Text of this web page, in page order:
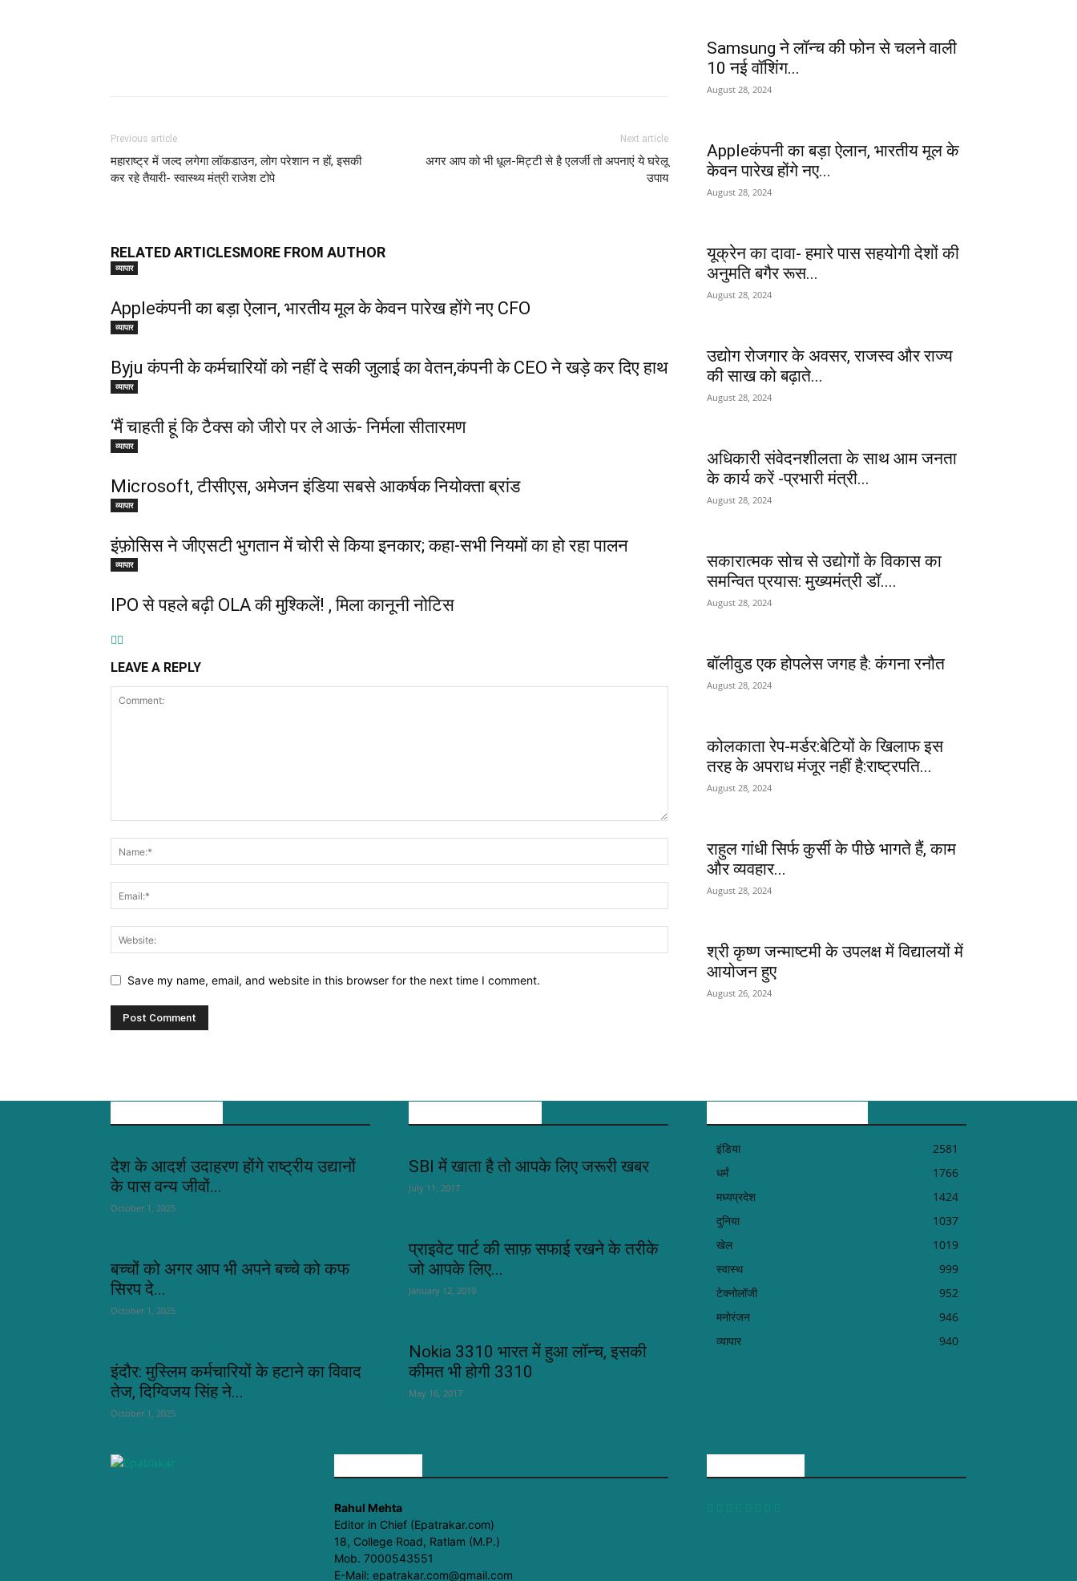
Previous article
महाराष्ट्र में जल्द लगेगा लॉकडाउन, लोग परेशान न हों, इसकी
कर रहे तैयारी- स्वास्थ्य मंत्री राजेश टोपे
Next article
अगर आप को भी धूल-मिट्टी से है एलर्जी तो अपनाएं ये घरेलू
उपाय
RELATED ARTICLESMORE FROM AUTHOR
व्यापार
Appleकंपनी का बड़ा ऐलान, भारतीय मूल के केवन पारेख होंगे नए CFO
व्यापार
Byju कंपनी के कर्मचारियों को नहीं दे सकी जुलाई का वेतन,कंपनी के CEO ने खड़े कर दिए हाथ
व्यापार
‘मैं चाहती हूं कि टैक्स को जीरो पर ले आऊं- निर्मला सीतारमण
व्यापार
Microsoft, टीसीएस, अमेजन इंडिया सबसे आकर्षक नियोक्ता ब्रांड
व्यापार
इंफ़ोसिस ने जीएसटी भुगतान में चोरी से किया इनकार; कहा-सभी नियमों का हो रहा पालन
व्यापार
IPO से पहले बढ़ी OLA की मुश्किलें! , मिला कानूनी नोटिस
LEAVE A REPLY
Save my name, email, and website in this browser for the next time I comment.
Samsung ने लॉन्च की फोन से चलने वाली
10 नई वॉशिंग...
August 28, 2024
Appleकंपनी का बड़ा ऐलान, भारतीय मूल के
केवन पारेख होंगे नए...
August 28, 2024
यूक्रेन का दावा- हमारे पास सहयोगी देशों की
अनुमति बगैर रूस...
August 28, 2024
उद्योग रोजगार के अवसर, राजस्व और राज्य
की साख को बढ़ाते...
August 28, 2024
अधिकारी संवेदनशीलता के साथ आम जनता
के कार्य करें -प्रभारी मंत्री...
August 28, 2024
सकारात्मक सोच से उद्योगों के विकास का
समन्वित प्रयास: मुख्यमंत्री डॉ....
August 28, 2024
बॉलीवुड एक होपलेस जगह है: कंंगना रनौत
August 28, 2024
कोलकाता रेप-मर्डर:बेटियों के खिलाफ इस
तरह के अपराध मंजूर नहीं है:राष्ट्रपति...
August 28, 2024
राहुल गांधी सिर्फ कुर्सी के पीछे भागते हैं, काम
और व्यवहार...
August 28, 2024
श्री कृष्ण जन्माष्टमी के उपलक्ष में विद्यालयों में
आयोजन हुए
August 26, 2024
देश के आदर्श उदाहरण होंगे राष्ट्रीय उद्यानों
के पास वन्य जीवों...
October 1, 2025
बच्चों को अगर आप भी अपने बच्चे को कफ
सिरप दे...
October 1, 2025
इंदौर: मुस्लिम कर्मचारियों के हटाने का विवाद
तेज, दिग्विजय सिंह ने...
October 1, 2025
SBI में खाता है तो आपके लिए जरूरी खबर
July 11, 2017
प्राइवेट पार्ट की साफ़ सफाई रखने के तरीके
जो आपके लिए...
January 12, 2019
Nokia 3310 भारत में हुआ लॉन्च, इसकी
कीमत भी होगी 3310
May 16, 2017
इंडिया
2581
धर्मं
1766
मध्यप्रदेश
1424
दुनिया
1037
खेल
1019
स्वास्थ
999
टेक्नोलॉजी
952
मनोरंजन
946
व्यापार
940
Rahul Mehta
Editor in Chief (Epatrakar.com)
18, College Road, Ratlam (M.P.)
Mob. 7000543551
E-Mail: epatrakar.com@gmail.com